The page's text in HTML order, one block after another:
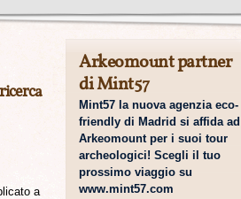
a
Arkeomount partner
di Mint57
Mint57 la nuova agenzia eco-
friendly di Madrid si affida ad
Arkeomount per i suoi tour
archeologici! Scegli il tuo
prossimo viaggio su
www.mint57.com